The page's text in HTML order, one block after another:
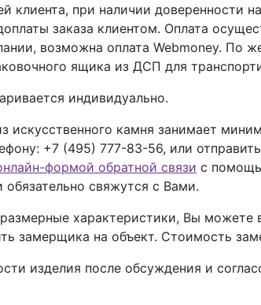
клиента, при наличии доверенности
заказа клиентом. Оплата
возможна оплата Webmoney. По
ящика из ДСП для
индивидуально.
искусственного камня занимает
+7 (495) 777-83-56, или
формой обратной связи с
свяжутся с Вами.
характеристики, Вы
замерщика на объект. Стоимость
изделия после обсуждения и